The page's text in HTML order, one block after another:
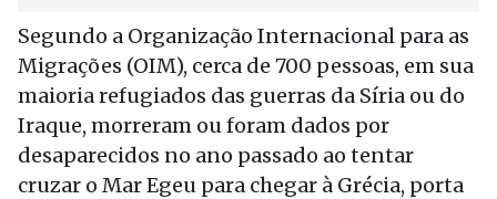
Segundo a Organização Internacional para as
Migrações (OIM), cerca de 700 pessoas, em sua
maioria refugiados das guerras da Síria ou do
Iraque, morreram ou foram dados por
desaparecidos no ano passado ao tentar
cruzar o Mar Egeu para chegar à Grécia, porta